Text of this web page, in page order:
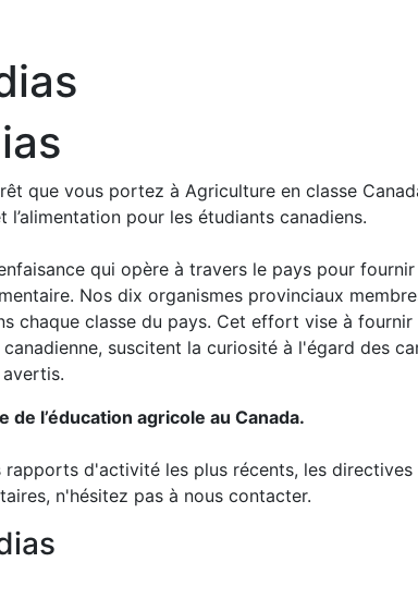
que vous portez à Agriculture en classe
l’alimentation pour les étudiants canadiens.
qui opère à travers le pays pour
Nos dix organismes provinciaux
chaque classe du pays. Cet effort vise à
suscitent la curiosité à l'égard des
de l’éducation agricole au Canada.
d'activité les plus récents, les
n'hésitez pas à nous contacter.